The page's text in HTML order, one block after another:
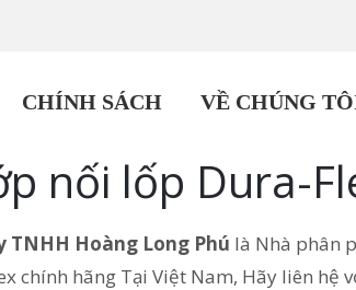
CHÍNH SÁCH VỀ CHÚNG
nối lốp Dura-
TNHH Hoàng Long Phú là Nhà phân
chính hãng Tại Việt Nam, Hãy liên hệ